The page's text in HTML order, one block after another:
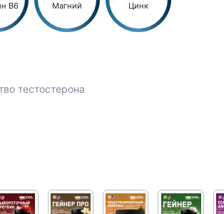
В6 Магний Цинк
тестостерона